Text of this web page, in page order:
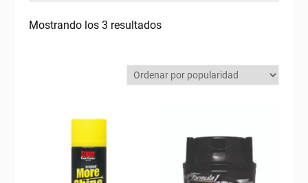
Mostrando los 3 resultadosOrdenado